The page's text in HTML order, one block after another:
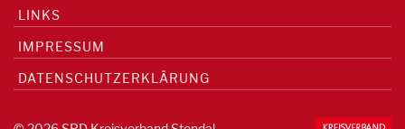
LINKS
IMPRESSUM
DATENSCHUTZERKLÄRUNG